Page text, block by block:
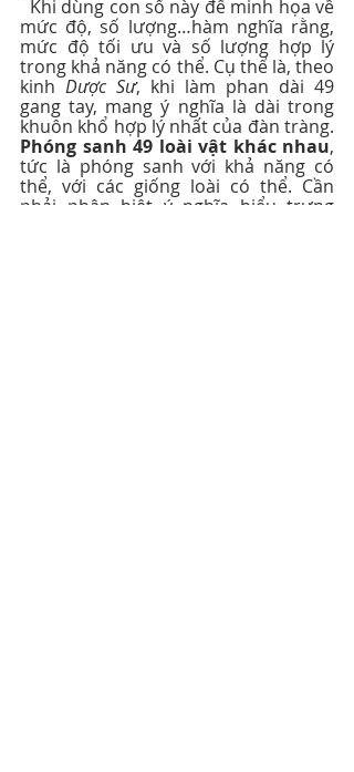
mức độ, số lượng…hàm nghĩa rằng,
mức độ tối ưu và số lượng hợp lý
trong khả năng có thể. Cụ thể là, theo
kinh Dược Sư, khi làm phan dài 49
gang tay, mang ý nghĩa là dài trong
Phóng sanh 49 loài vật khác nhau,
tức là phóng sanh với khả năng có
thể, với các giống loài có thể. Cần
phải phân biệt ý nghĩa biểu trưng